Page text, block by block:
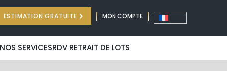
ESTIMATION GRATUITE MON COMPTE
NOS SERVICESRDV RETRAIT DE LOTS